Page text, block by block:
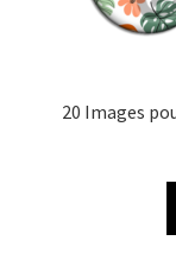
20 Images